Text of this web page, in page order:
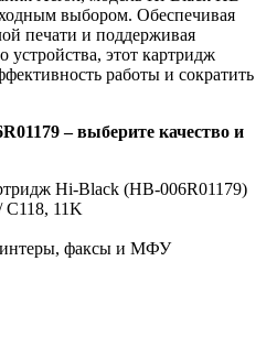
выбором. Обеспечивая
печати и поддерживая
устройства, этот картридж
работы и сократить
– выберите качество и
Hi-Black (HB-006R01179)
C118, 11K
факсы и МФУ